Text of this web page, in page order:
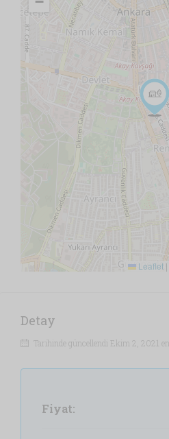
Leaflet |
Detay
Tarihinde güncellendi Ekim 2, 2021
Fiyat: